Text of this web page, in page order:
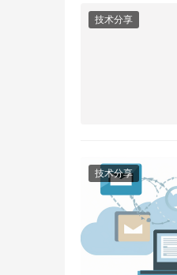
技术分享
技术分享